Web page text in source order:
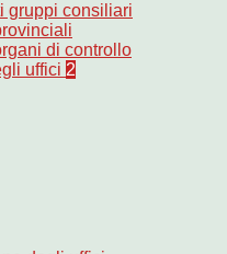
gruppi consiliari
di controllo
uffici 2